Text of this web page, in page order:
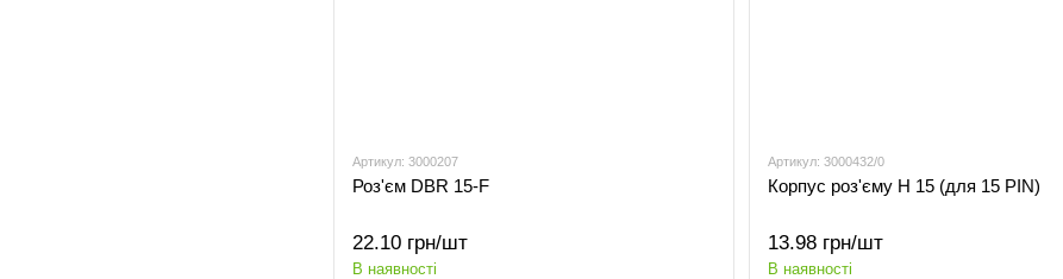
Артикул: 3000207
Роз'єм DBR 15-F
22.10 грн/шт
В наявності
Артикул: 3000432/0
Корпус роз'єму H 15 (для 15 PIN)
13.98 грн/шт
В наявності